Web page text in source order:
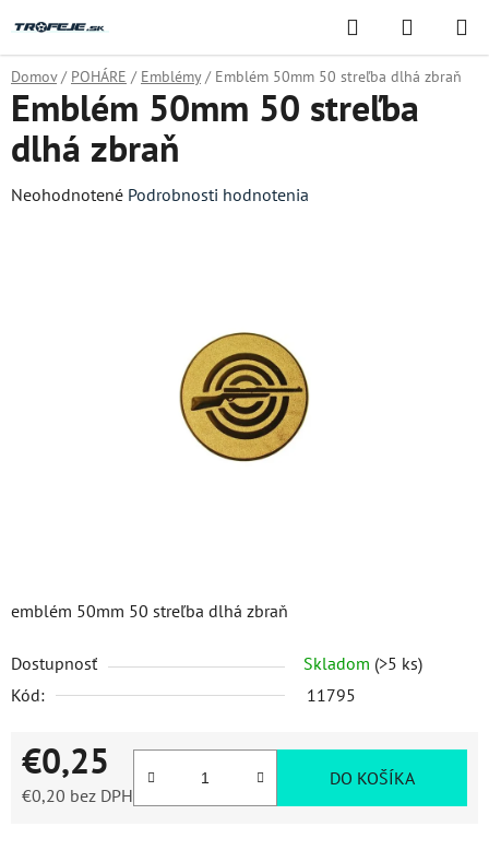
na
obsah
Hľadať
KOŠÍK
Domov / POHÁRE / Emblémy / Emblém 50mm 50 streľba dlhá zbraň
emblém 50mm 50 streľba dlhá zbraň
Dostupnosť Skladom (>5 ks)
Kód:
11795
€0,25
€0,20 bez DPH
DO KOŠÍKA
Emblém 50mm 50 streľba
dlhá zbraň
Priemerné
Neohodnotené Podrobnosti hodnotenia